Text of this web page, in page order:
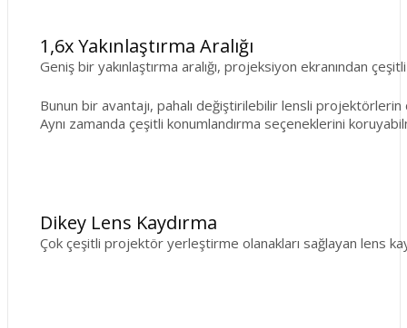
1,6x Yakınlaştırma Aralığı
Geniş bir yakınlaştırma aralığı, projeksiyon ekranından
Bunun bir avantajı, pahalı değiştirilebilir lensli
Aynı zamanda çeşitli konumlandırma seçeneklerini
Dikey Lens Kaydırma
Çok çeşitli projektör yerleştirme olanakları sağlayan lens